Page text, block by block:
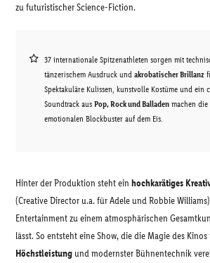
zu futuristischer Science-Fiction.
37 internationale Spitzenathleten sorgen mit
tänzerischem Ausdruck und akrobatischer Brillanz
Spektakuläre Kulissen, kunstvolle Kostüme und ein
Soundtrack aus Pop, Rock und Balladen machen die
emotionalen Blockbuster auf dem Eis.
Hinter der Produktion steht ein hochkarätiges
(Creative Director u.a. für Adele und Robbie
Entertainment zu einem atmosphärischen
lässt. So entsteht eine Show, die die Magie des
Höchstleistung und modernster Bühnentechnik